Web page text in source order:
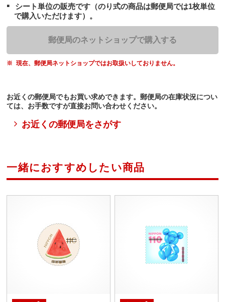
シート単位の販売です（のり式の商品は郵便局では1枚単位
で購入いただけます）。
郵便局のネットショップで購入する
現在、郵便局ネットショップではお取扱いしておりません。
お近くの郵便局でもお買い求めできます。郵便局の在庫状況につい
ては、お手数ですが直接お問い合わせください。
お近くの郵便局をさがす
一緒におすすめしたい商品